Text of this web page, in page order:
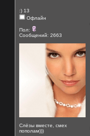
:) 13
Офлайн
Пол:
Сообщений: 2663
Слёзы вместе, смех
пополам)))